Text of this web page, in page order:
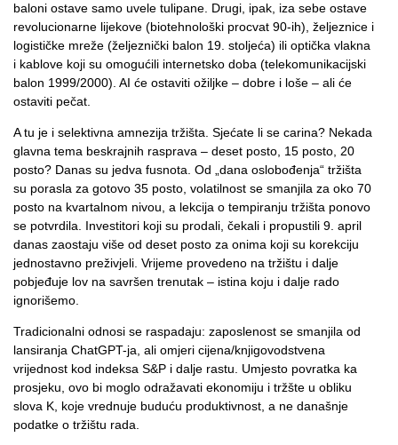
baloni ostave samo uvele tulipane. Drugi, ipak, iza sebe ostave
revolucionarne lijekove (biotehnološki procvat 90-ih), željeznice i
logističke mreže (željeznički balon 19. stoljeća) ili optička vlakna
i kablove koji su omogućili internetsko doba (telekomunikacijski
balon 1999/2000). AI će ostaviti ožiljke – dobre i loše – ali će
ostaviti pečat.
A tu je i selektivna amnezija tržišta. Sjećate li se carina? Nekada
glavna tema beskrajnih rasprava – deset posto, 15 posto, 20
posto? Danas su jedva fusnota. Od „dana oslobođenja“ tržišta
su porasla za gotovo 35 posto, volatilnost se smanjila za oko 70
posto na kvartalnom nivou, a lekcija o tempiranju tržišta ponovo
se potvrdila. Investitori koji su prodali, čekali i propustili 9. april
danas zaostaju više od deset posto za onima koji su korekciju
jednostavno preživjeli. Vrijeme provedeno na tržištu i dalje
pobjeđuje lov na savršen trenutak – istina koju i dalje rado
ignorišemo.
Tradicionalni odnosi se raspadaju: zaposlenost se smanjila od
lansiranja ChatGPT-ja, ali omjeri cijena/knjigovodstvena
vrijednost kod indeksa S&P i dalje rastu. Umjesto povratka ka
prosjeku, ovo bi moglo odražavati ekonomiju i tržšte u obliku
slova K, koje vrednuje buduću produktivnost, a ne današnje
podatke o tržištu rada.